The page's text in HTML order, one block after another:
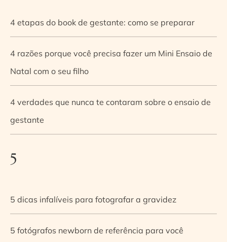
4 etapas do book de gestante: como se preparar
4 razões porque você precisa fazer um Mini Ensaio de
Natal com o seu filho
4 verdades que nunca te contaram sobre o ensaio de
gestante
5
5 dicas infalíveis para fotografar a gravidez
5 fotógrafos newborn de referência para você